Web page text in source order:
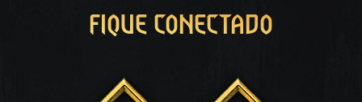
FIQUE CONECTADO